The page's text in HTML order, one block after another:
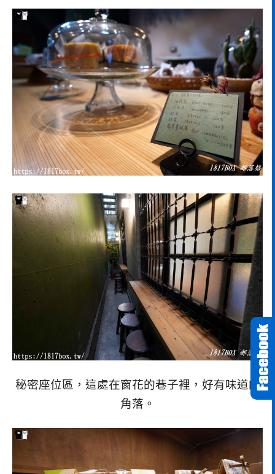
秘密座位區，這處在窗花的巷子裡，好有味道的
角落。